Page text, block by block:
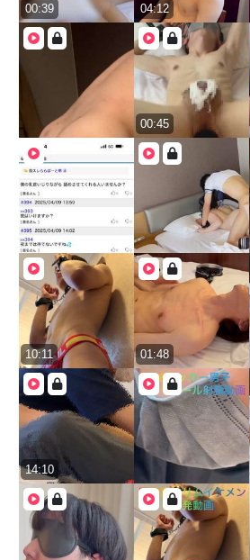
00:39 04:12
00:45
10:11 01:48
14:10